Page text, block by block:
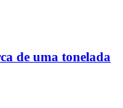
de uma tonelada